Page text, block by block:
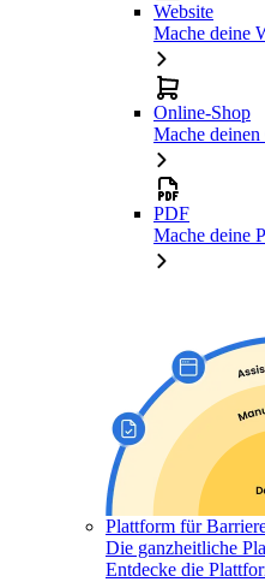
Website
Mache deine
Online-Shop
Mache
PDF
Mache deine
Plattform für
Die ganzheitliche
Entdecke die